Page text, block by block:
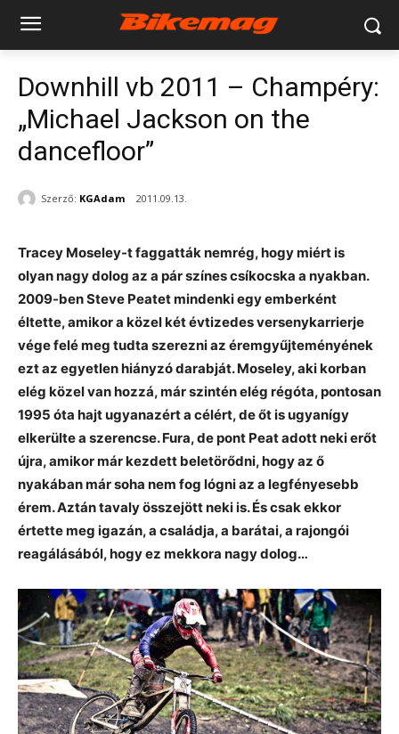
Downhill vb 2011 – Champéry:
„Michael Jackson on the
dancefloor”
Szerző: KGAdam 2011.09.13.
Tracey Moseley-t faggatták nemrég, hogy miért is
olyan nagy dolog az a pár színes csíkocska a nyakban.
2009-ben Steve Peatet mindenki egy emberként
éltette, amikor a közel két évtizedes versenykarrierje
vége felé meg tudta szerezni az éremgyűjteményének
ezt az egyetlen hiányzó darabját. Moseley, aki korban
elég közel van hozzá, már szintén elég régóta, pontosan
1995 óta hajt ugyanazért a célért, de őt is ugyanígy
elkerülte a szerencse. Fura, de pont Peat adott neki erőt
újra, amikor már kezdett beletörődni, hogy az ő
nyakában már soha nem fog lógni az a legfényesebb
érem. Aztán tavaly összejött neki is. És csak ekkor
értette meg igazán, a családja, a barátai, a rajongói
reagálásából, hogy ez mekkora nagy dolog…